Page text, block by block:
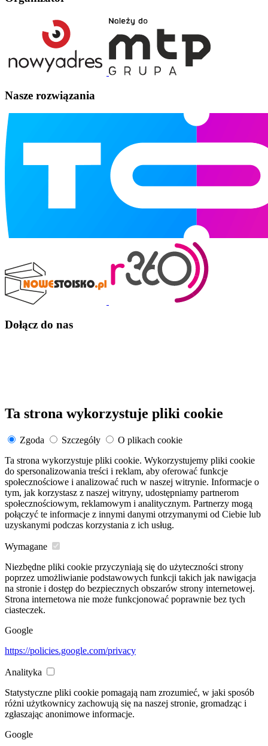
Nasze rozwiązania
Dołącz do nas
Ta strona wykorzystuje pliki cookie
Zgoda Szczegóły
O plikach cookie
Ta strona wykorzystuje pliki cookie. Wykorzystujemy pliki cookie
do spersonalizowania treści i reklam, aby oferować funkcje
społecznościowe i analizować ruch w naszej witrynie. Informacje o
tym, jak korzystasz z naszej witryny, udostępniamy partnerom
społecznościowym, reklamowym i analitycznym. Partnerzy mogą
połączyć te informacje z innymi danymi otrzymanymi od Ciebie lub
uzyskanymi podczas korzystania z ich usług.
Wymagane
Niezbędne pliki cookie przyczyniają się do użyteczności strony
poprzez umożliwianie podstawowych funkcji takich jak nawigacja
na stronie i dostęp do bezpiecznych obszarów strony internetowej.
Strona internetowa nie może funkcjonować poprawnie bez tych
ciasteczek.
Google
https://policies.google.com/privacy
Analityka
Statystyczne pliki cookie pomagają nam zrozumieć, w jaki sposób
różni użytkownicy zachowują się na naszej stronie, gromadząc i
zgłaszając anonimowe informacje.
Google